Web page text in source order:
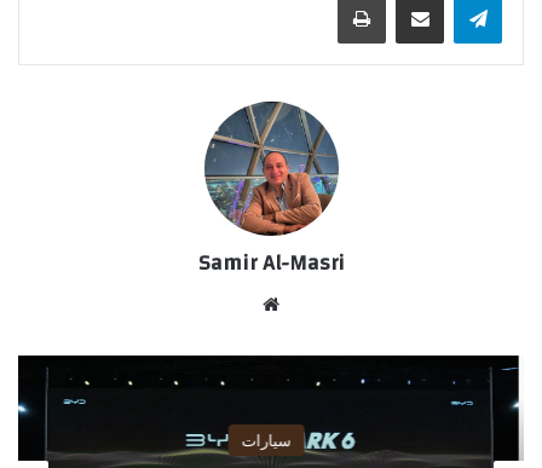
Samir Al-Masri
الوي
سيارات